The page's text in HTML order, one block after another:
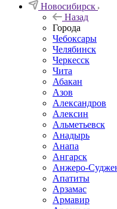
Новосибирск
Назад
Города
Чебоксары
Челябинск
Черкесск
Чита
Абакан
Азов
Александров
Алексин
Альметьевск
Анадырь
Анапа
Ангарск
Анжеро-
Апатиты
Арзамас
Армавир